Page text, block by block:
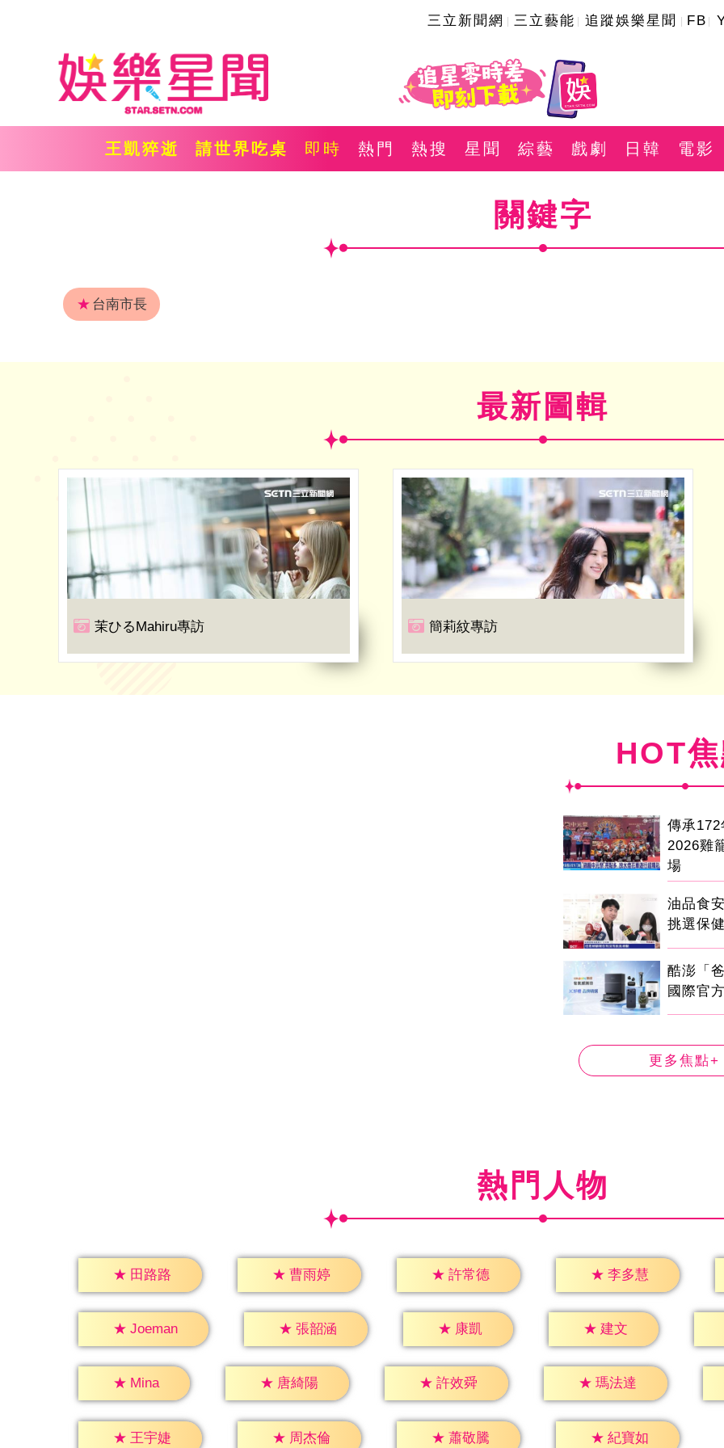
三立新聞網 三立藝能 追蹤娛樂星聞 FB
王凱猝逝 請世界吃桌 即時 熱門 熱搜 星聞 綜藝 戲劇 日韓 電影
關鍵字
★ 台南市長
最新圖輯
茉ひるMahiru專訪 簡莉紋專訪
HOT
傳承
2026雞
場
油品食
挑選保
酷澎「
國際官
更多焦點+
熱門人物
★ 田路路 ★ 曹雨婷 ★ 許常德 ★ 李多慧
★ Joeman ★ 張韶涵 ★ 康凱 ★ 建文
★ Mina ★ 唐綺陽 ★ 許效舜 ★ 瑪法達
★ 王宇婕 ★ 周杰倫 ★ 蕭敬騰 ★ 紀寶如